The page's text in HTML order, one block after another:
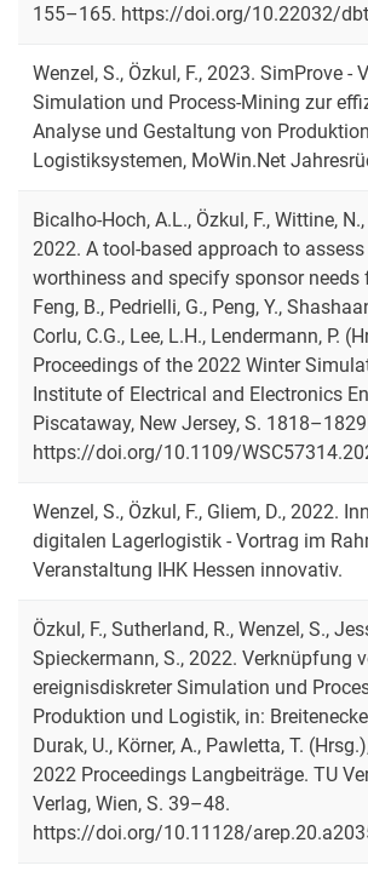
155–165. https://doi.org/10.22032/
Wenzel, S., Özkul, F., 2023. SimProve -
Simulation und Process-Mining zur
Analyse und Gestaltung von
Logistiksystemen, MoWin.Net
Bicalho-Hoch, A.L., Özkul, F., Wittine,
2022. A tool-based approach to
worthiness and specify sponsor needs
Feng, B., Pedrielli, G., Peng, Y.,
Corlu, C.G., Lee, L.H., Lendermann, P.
Proceedings of the 2022 Winter
Institute of Electrical and Electronics
Piscataway, New Jersey, S.
https://doi.org/10.1109/
Wenzel, S., Özkul, F., Gliem, D., 2022.
digitalen Lagerlogistik - Vortrag im
Veranstaltung IHK Hessen innovativ.
Özkul, F., Sutherland, R., Wenzel, S.,
Spieckermann, S., 2022. Verknüpfung
ereignisdiskreter Simulation und
Produktion und Logistik, in:
Durak, U., Körner, A., Pawletta, T.
2022 Proceedings Langbeiträge. TU
Verlag, Wien, S. 39–48.
https://doi.org/10.11128/